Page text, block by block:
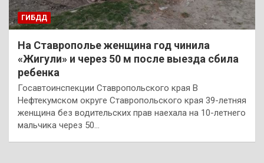
ГИБДД
На Ставрополье женщина год чинила
«Жигули» и через 50 м после выезда сбила
ребенка
Госавтоинспекции Ставропольского края В
Нефтекумском округе Ставропольского края 39-летняя
женщина без водительских прав наехала на 10-летнего
мальчика через 50…